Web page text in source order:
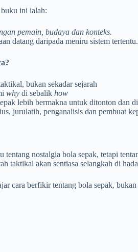
buku ini ialah:
pemain, budaya dan konteks.
datang daripada meniru sistem
bukan sekadar sejarah
why di sebalik how
lebih bermakna untuk ditonton dan
jurulatih, penganalisis dan pembuat
tentang nostalgia bola sepak, tetapi
taktikal akan sentiasa selangkah di
cara berfikir tentang bola sepak, bukan